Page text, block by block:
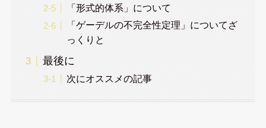
「形式的体系」について
「ゲーデルの不完全性定理」についてざ
っくりと
最後に
次にオススメの記事